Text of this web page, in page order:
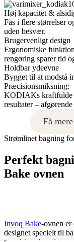
Høj kapacitet &
Fås i flere størrelser
uden besvær.
Brugervenligt design
Ergonomiske
rengøring sparer tid
Holdbar ydeevne
Bygget til at modstå
Præcisionsmiksning:
KODIAKs kraftfulde
resultater –
Få
Strømlinet bagning
Perfekt
Bake ovnen
Invoq Bake-ovnen er
designet specielt til